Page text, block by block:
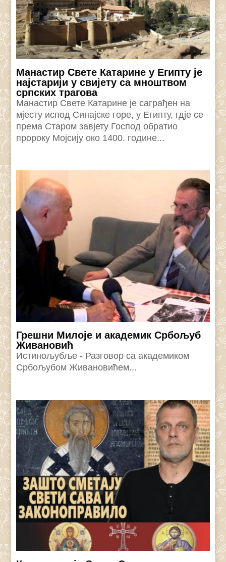
Манастир Свете Катарине у Египту је
најстарији у свијету са мноштвом
српских трагова
Манастир Свете Катарине је саграђен на
мјесту испод Синајске горе, у Египту, гдје се
према Старом завјету Господ обратио
пророку Мојсију око 1400. године...
Грешни Милоје и академик Србољуб
Живановић
Истинољубље - Разговор са академиком
Србољубом Живановићем...